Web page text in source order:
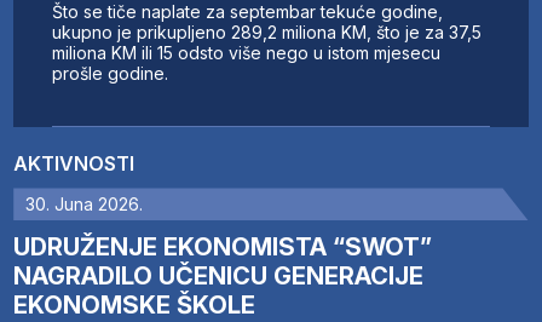
AKTIVNOSTI
30. Juna 2026.
UDRUŽENJE EKONOMISTA “SWOT”
NAGRADILO UČENICU GENERACIJE
EKONOMSKE ŠKOLE
Što se tiče naplate za septembar tekuće godine,
ukupno je prikupljeno 289,2 miliona KM, što je za 37,5
miliona KM ili 15 odsto više nego u istom mjesecu
prošle godine.